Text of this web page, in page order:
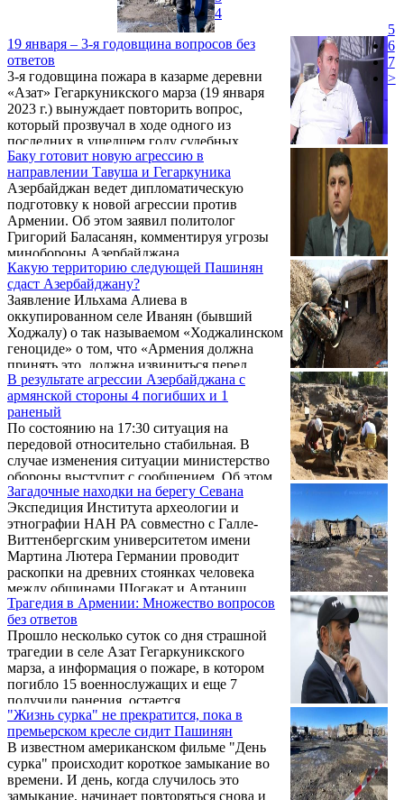
компанией GeoProMining Gold. После
войны 2020 года Баку фактически
укрепляет свои притязания на крупнейший
19 января – 3-я годовщина вопросов без
ответов
3-я годовщина пожара в казарме деревни
«Азат» Гегаркуникского марза (19 января
2023 г.) вынуждает повторить вопрос,
который прозвучал в ходе одного из
последних в ушедшем году судебных
заседаний по делу о гибели 15 солдат.
Вопрос прозвучал после предложения
реконструировать условия пожара, и
выглядит он так: «А чем вы почти 3 года
занимались?». Почему следствие не
провело реконструкцию пожара при
наличии высокого градуса недоверия со
стороны родителей погибших? Эта
реконструкция должна была стать ...
Баку готовит новую агрессию в
направлении Тавуша и Гегаркуника
Азербайджан ведет дипломатическую
подготовку к новой агрессии против
Армении. Об этом заявил политолог
Григорий Баласанян, комментируя угрозы
минобороны Азербайджана.
Какую территорию следующей Пашинян
сдаст Азербайджану?
Заявление Ильхама Алиева в
оккупированном селе Иванян (бывший
Ходжалу) о так называемом «Ходжалинском
геноциде» о том, что «Армения должна
принять это, должна извиниться перед
нами, и, если она этого не сделает, то,
думаю, Армения никогда не сможет встать
на ноги», - показывает, что требования
Азербайджана не закончатся до тех пор,
пока Армения окончательно не подчинится
турецко-азербайджанскому тандему. Об
этом пишет секретарь фракции НС «Честь
имею» Тигран Абрамян.
В результате агрессии Азербайджана с
армянской стороны 4 погибших и 1
раненый
По состоянию на 17:30 ситуация на
передовой относительно стабильная. В
случае изменения ситуации министерство
обороны выступит с сообщением. Об этом
говорится в сообщении Минобороны. Ранее
министерство обороны Армении
опубликовало имена четырех погибших в
результате агрессии Азербайджана 1
сентября армянских военнослужащих. Это:
Андраник Аршакович Антонян, Арсен
Александрович Мкртичян, Вачаган
Сароевич Варданян. Состояние раненого
военнослужащего оценивается как средней
тяжести, его жизни угрозы ...
Загадочные находки на берегу Севана
Экспедиция Института археологии и
этнографии НАН РА совместно с Галле-
Виттенбергским университетом имени
Мартина Лютера Германии проводит
раскопки на древних стоянках человека
между общинами Шогакат и Артаниш
Гегаркуникского марза. Одно поселение
принадлежит эпохе конца II тыс. до н.э. -
середины I тыс. до н.э., второе восходит к
первой половине III тыс. до н.э.
Трагедия в Армении: Множество вопросов
без ответов
Прошло несколько суток со дня страшной
трагедии в селе Азат Гегаркуникского
марза, а информация о пожаре, в котором
погибло 15 военнослужащих и еще 7
получили ранения, остается
противоречивой. Пашинян буквально через
несколько часов после трагедии, сделал то,
что у него отлично получается - перекинул
ответственность на других.
"Жизнь сурка" не прекратится, пока в
премьерском кресле сидит Пашинян
В известном американском фильме "День
сурка" происходит короткое замыкание во
времени. И день, когда случилось это
замыкание, начинает повторяться снова и
4
5
6
7
>